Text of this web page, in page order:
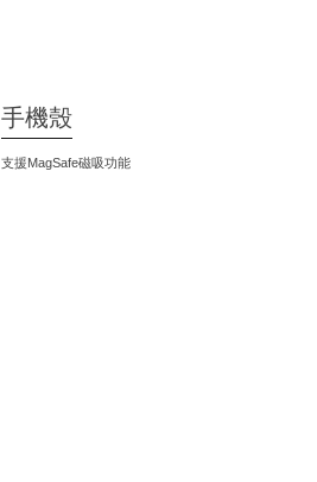
手機殼
支援MagSafe磁吸功能